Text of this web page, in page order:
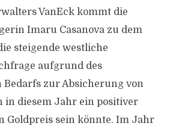
VanEck kommt die
Imaru Casanova zu dem
steigende westliche
aufgrund des
Bedarfs zur Absicherung von
in diesem Jahr ein positiver
Goldpreis sein könnte. Im Jahr